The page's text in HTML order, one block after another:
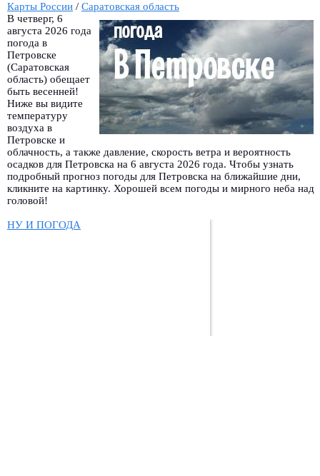
Карты России / Саратовская область
В четверг, 6
августа 2026 года
погода в
Петровске
(Саратовская
область) обещает
быть весенней!
Ниже вы видите
температуру
воздуха в
Петровске и
облачность, а также давление, скорость ветра и вероятность
осадков для Петровска на 6 августа 2026 года. Чтобы узнать
подробный прогноз погоды для Петровска на ближайшие дни,
кликните на картинку. Хорошей всем погоды и мирного неба над
головой!
НУ И ПОГОДА